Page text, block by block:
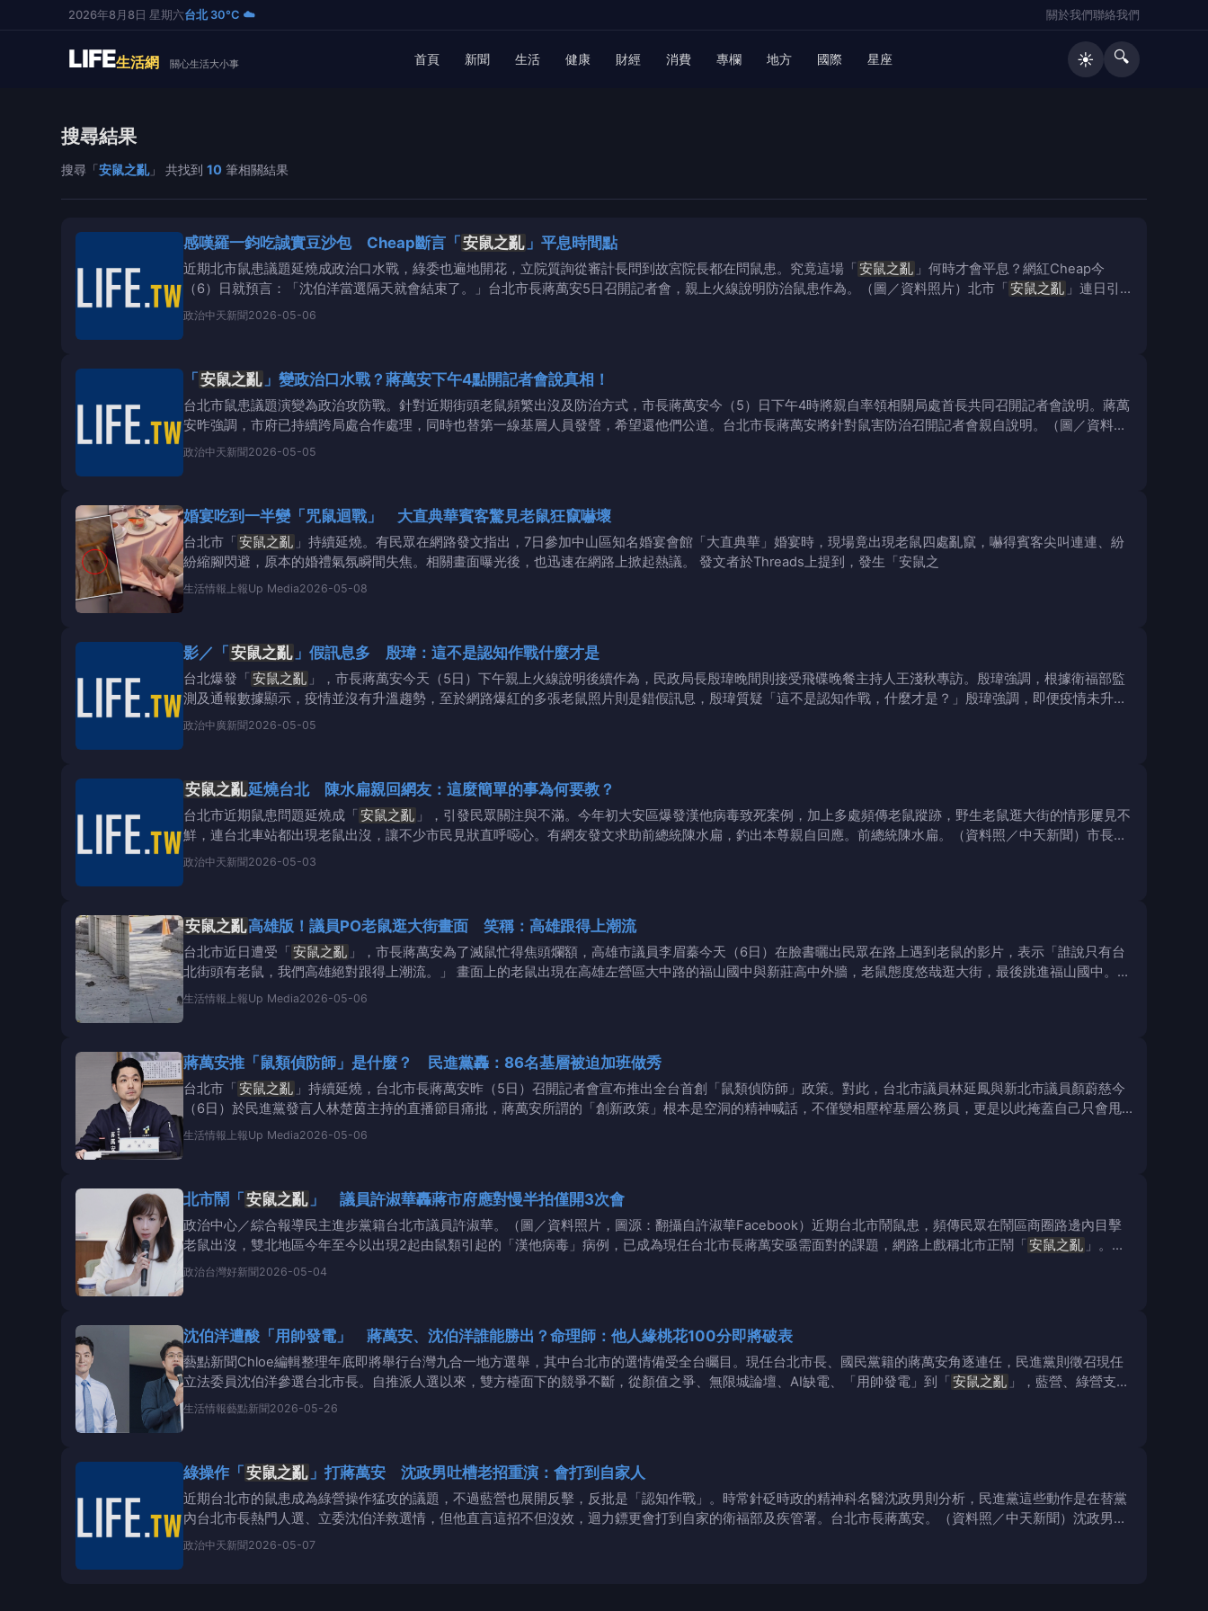
2026年8月8日 星期六台北 30°C ☁️ 關於我們聯絡我們
LIFE生活網 關心生活大小事 首頁 新聞 生活 健康 財經 消費 專欄 地方 國際 星座 ☀️ 🔍
搜尋結果
搜尋「安鼠之亂」 共找到 10 筆相關結果
感嘆羅一鈞吃誠實豆沙包 Cheap斷言「 安鼠之亂 」平息時間點
近期北市鼠患議題延燒成政治口水戰，綠委也遍地開花，立院質詢從審計長問到故宮院長都在問鼠患。究竟這場「安鼠之亂 」何時才會平息？網紅Cheap今
（6）日就預言：「沈伯洋當選隔天就會結束了。」台北市長蔣萬安5日召開記者會，親上火線說明防治鼠患作為。（圖／資料照片）北市「安鼠之亂 」連日引
發各式爭議，除了網路
政治中天新聞 2026-05-06
「 安鼠之亂 」變政治口水戰？蔣萬安下午4點開記者會說真相！
台北市鼠患議題演變為政治攻防戰。針對近期街頭老鼠頻繁出沒及防治方式，市長蔣萬安今（5）日下午4時將親自率領相關局處首長共同召開記者會說明。蔣萬
安昨強調，市府已持續跨局處合作處理，同時也替第一線基層人員發聲，希望還他們公道。台北市長蔣萬安將針對鼠害防治召開記者會親自說明。（圖／資料照
片）鼠患議題在網路
政治中天新聞 2026-05-05
婚宴吃到一半變「咒鼠迴戰」 大直典華賓客驚見老鼠狂竄嚇壞
台北市「安鼠之亂 」持續延燒。有民眾在網路發文指出，7日參加中山區知名婚宴會館「大直典華」婚宴時，現場竟出現老鼠四處亂竄，嚇得賓客尖叫連連、紛
紛縮腳閃避，原本的婚禮氣氛瞬間失焦。相關畫面曝光後，也迅速在網路上掀起熱議。 發文者於Threads上提到，發生「安鼠之
生活情報 上報Up Media2026-05-08
影／「 安鼠之亂 」假訊息多 殷瑋：這不是認知作戰什麼才是
台北爆發「安鼠之亂 」，市長蔣萬安今天（5日）下午親上火線說明後續作為，民政局長殷瑋晚間則接受飛碟晚餐主持人王淺秋專訪。殷瑋強調，根據衛福部監
測及通報數據顯示，疫情並沒有升溫趨勢，至於網路爆紅的多張老鼠照片則是錯假訊息，殷瑋質疑「這不是認知作戰，什麼才是？」殷瑋強調，即便疫情未升
溫，台北市還是啟動大
政治中廣新聞 2026-05-05
安鼠之亂延燒台北 陳水扁親回網友：這麼簡單的事為何要教？
台北市近期鼠患問題延燒成「安鼠之亂 」，引發民眾關注與不滿。今年初大安區爆發漢他病毒致死案例，加上多處頻傳老鼠蹤跡，野生老鼠逛大街的情形屢見不
鮮，連台北車站都出現老鼠出沒，讓不少市民見狀直呼噁心。有網友發文求助前總統陳水扁，釣出本尊親自回應。前總統陳水扁。（資料照／中天新聞）市長蔣
萬安於近日針對市民反
政治中天新聞 2026-05-03
安鼠之亂高雄版！議員PO老鼠逛大街畫面 笑稱：高雄跟得上潮流
台北市近日遭受「安鼠之亂 」，市長蔣萬安為了滅鼠忙得焦頭爛額，高雄市議員李眉蓁今天（6日）在臉書曬出民眾在路上遇到老鼠的影片，表示「誰說只有台
北街頭有老鼠，我們高雄絕對跟得上潮流。」 畫面上的老鼠出現在高雄左營區大中路的福山國中與新莊高中外牆，老鼠態度悠哉逛大街，最後跳進福山國中。李
眉蓁說，接獲
生活情報 上報Up Media2026-05-06
蔣萬安推「鼠類偵防師」是什麼？ 民進黨轟：86名基層被迫加班做秀
台北市「安鼠之亂 」持續延燒，台北市長蔣萬安昨（5日）召開記者會宣布推出全台首創「鼠類偵防師」政策。對此，台北市議員林延鳳與新北市議員顏蔚慈今
（6日）於民進黨發言人林楚茵主持的直播節目痛批，蔣萬安所謂的「創新政策」根本是空洞的精神喊話，不僅變相壓榨基層公務員，更是以此掩蓋自己只會甩
鍋中央的治理無
生活情報 上報Up Media2026-05-06
北市鬧「 安鼠之亂 」 議員許淑華轟蔣市府應對慢半拍僅開3次會
政治中心／綜合報導民主進步黨籍台北市議員許淑華。（圖／資料照片，圖源：翻攝自許淑華Facebook）近期台北市鬧鼠患，頻傳民眾在鬧區商圈路邊內目擊
老鼠出沒，雙北地區今年至今以出現2起由鼠類引起的「漢他病毒」病例，已成為現任台北市長蔣萬安亟需面對的課題，網路上戲稱北市正鬧「安鼠之亂 」。民
主進步黨籍台北
政治台灣好新聞 2026-05-04
沈伯洋遭酸「用帥發電」 蔣萬安、沈伯洋誰能勝出？命理師：他人緣桃花100分即將破表
藝點新聞Chloe編輯整理年底即將舉行台灣九合一地方選舉，其中台北市的選情備受全台矚目。現任台北市長、國民黨籍的蔣萬安角逐連任，民進黨則徵召現任
立法委員沈伯洋參選台北市長。自推派人選以來，雙方檯面下的競爭不斷，從顏值之爭、無限城論壇、AI缺電、「用帥發電」到「安鼠之亂 」，藍營、綠營支持
者互不相讓，各
生活情報藝點新聞 2026-05-26
綠操作「 安鼠之亂 」打蔣萬安 沈政男吐槽老招重演：會打到自家人
近期台北市的鼠患成為綠營操作猛攻的議題，不過藍營也展開反擊，反批是「認知作戰」。時常針砭時政的精神科名醫沈政男則分析，民進黨這些動作是在替黨
內台北市長熱門人選、立委沈伯洋救選情，但他直言這招不但沒效，迴力鏢更會打到自家的衛福部及疾管署。台北市長蔣萬安。（資料照／中天新聞）沈政男昨
（6）日在個人YT頻
政治中天新聞 2026-05-07